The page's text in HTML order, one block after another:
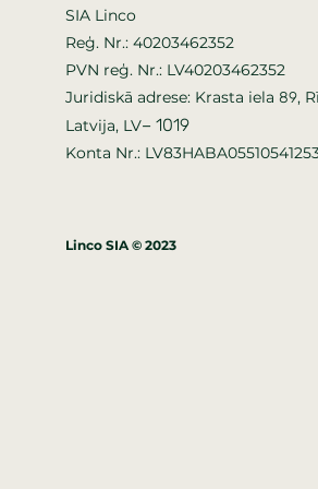
SIA Linco
Reģ. Nr.: 40203462352
PVN reģ. Nr.: LV40203462352
Juridiskā adrese: Krasta iela89,
Latvija, LV– 1019
Konta Nr.:
Linco SIA © 2023